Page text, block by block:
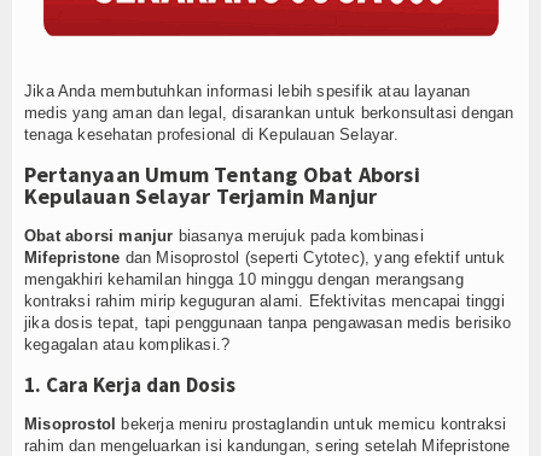
Jika Anda membutuhkan informasi lebih spesifik atau layanan
medis yang aman dan legal, disarankan untuk berkonsultasi dengan
tenaga kesehatan profesional di Kepulauan Selayar.
Pertanyaan Umum Tentang Obat Aborsi
Kepulauan Selayar Terjamin Manjur
Obat aborsi manjur biasanya merujuk pada kombinasi
Mifepristone dan Misoprostol (seperti Cytotec), yang efektif untuk
mengakhiri kehamilan hingga 10 minggu dengan merangsang
kontraksi rahim mirip keguguran alami. Efektivitas mencapai tinggi
jika dosis tepat, tapi penggunaan tanpa pengawasan medis berisiko
kegagalan atau komplikasi.?
1. Cara Kerja dan Dosis
Misoprostol
bekerja meniru prostaglandin untuk memicu kontraksi
rahim dan mengeluarkan isi kandungan, sering setelah Mifepristone